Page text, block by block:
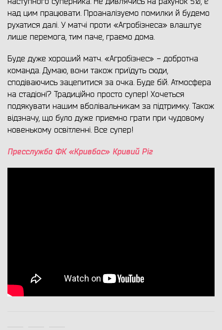
над цим працювати. Проаналізуємо помилки й будемо
рухатися далі. У матчі проти «Агробізнеса» влаштує
лише перемога, тим паче, граємо дома.
Буде дуже хороший матч. «Агробізнес» - добротна
команда. Думаю, вони також приїдуть сюди,
сподіваючись зацепитися за очка. Буде бій. Атмосфера
на стадіоні? Традиційно просто супер! Хочеться
подякувати нашим вболівальникам за підтримку. Також
відзначу, що було дуже приємно грати при чудовому
новенькому освітленні. Все супер!
Пресслужба ФК «Кривбас» Кривий Ріг